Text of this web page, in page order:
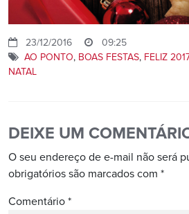
23/12/2016
09:25
AO PONTO, BOAS FESTAS, FELIZ 2017
NATAL
DEIXE UM
O seu endereço de e-mail não será
obrigatórios são marcados com *
Comentário *